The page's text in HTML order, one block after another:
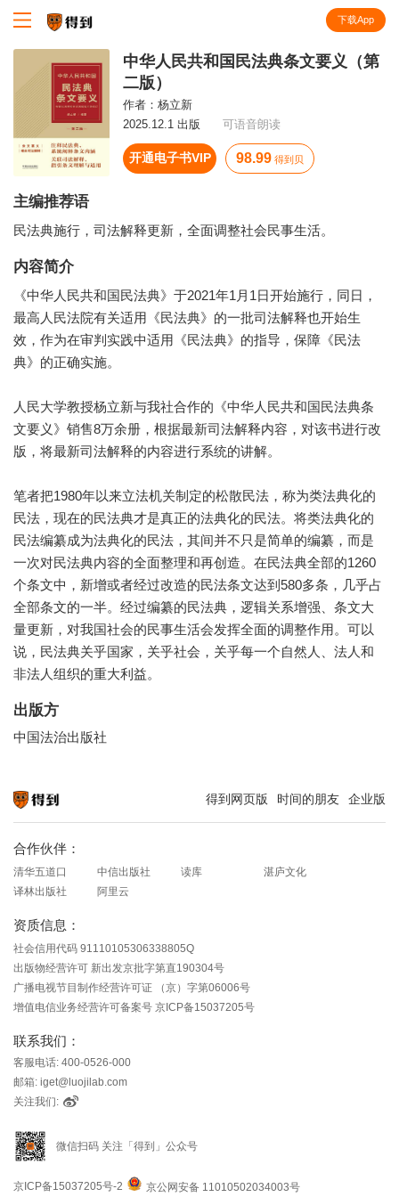
下载App
中华人民共和国民法典条文要义（第
二版）
作者： 杨立新
2025.12.1 出版
可语音朗读
开通电子书VIP 98.99 得到贝
主编推荐语
民法典施行，司法解释更新，全面调整社会民事生活。
内容简介
《中华人民共和国民法典》于2021年1月1日开始施行，同日，
最高人民法院有关适用《民法典》的一批司法解释也开始生
效，作为在审判实践中适用《民法典》的指导，保障《民法
典》的正确实施。
人民大学教授杨立新与我社合作的《中华人民共和国民法典条
文要义》销售8万余册，根据最新司法解释内容，对该书进行改
版，将最新司法解释的内容进行系统的讲解。
笔者把1980年以来立法机关制定的松散民法，称为类法典化的
民法，现在的民法典才是真正的法典化的民法。将类法典化的
民法编纂成为法典化的民法，其间并不只是简单的编纂，而是
一次对民法典内容的全面整理和再创造。在民法典全部的1260
个条文中，新增或者经过改造的民法条文达到580多条，几乎占
全部条文的一半。经过编纂的民法典，逻辑关系增强、条文大
量更新，对我国社会的民事生活会发挥全面的调整作用。可以
说，民法典关乎国家，关乎社会，关乎每一个自然人、法人和
非法人组织的重大利益。
出版方
中国法治出版社
得到网页版 时间的朋友 企业版
合作伙伴：
清华五道口 中信出版社 读库
湛庐文化
译林出版社
阿里云
资质信息：
社会信用代码 91110105306338805Q
出版物经营许可 新出发京批字第直190304号
广播电视节目制作经营许可证 （京）字第06006号
增值电信业务经营许可备案号 京ICP备15037205号
联系我们：
客服电话: 400-0526-000
邮箱: iget@luojilab.com
关注我们:
微信扫码 关注「得到」公众号
京ICP备15037205号-2 京公网安备 11010502034003号